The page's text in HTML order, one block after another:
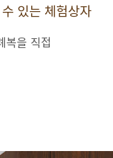
있는 체험상자
복을 직접